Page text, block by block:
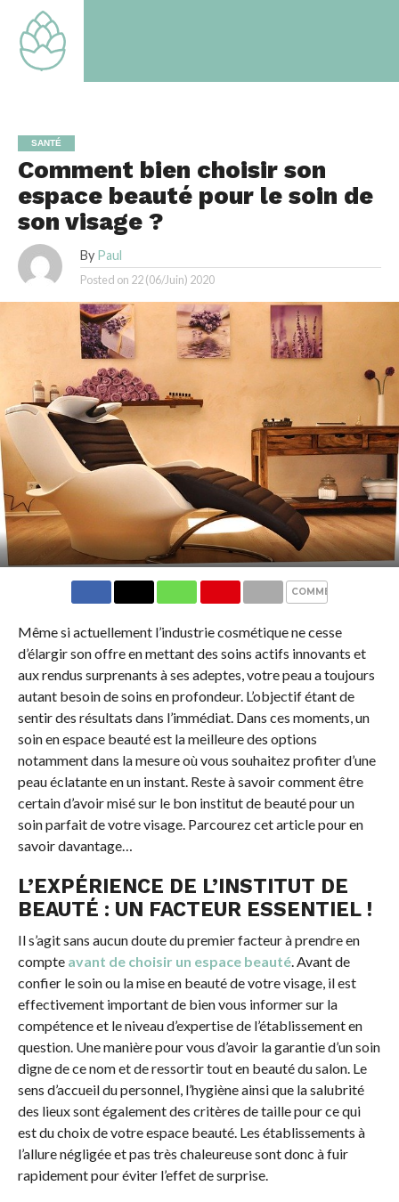
TOUT
SAVOIR
NOTRE
SANTÉ
Comment bien choisir son
espace beauté pour le soin de
son visage ?
By Paul
Posted on 22 (06/Juin) 2020
COMMENTS
Même si actuellement l’industrie cosmétique ne cesse
d’élargir son offre en mettant des soins actifs innovants et
aux rendus surprenants à ses adeptes, votre peau a toujours
autant besoin de soins en profondeur. L’objectif étant de
sentir des résultats dans l’immédiat. Dans ces moments, un
soin en espace beauté est la meilleure des options
notamment dans la mesure où vous souhaitez profiter d’une
peau éclatante en un instant. Reste à savoir comment être
certain d’avoir misé sur le bon institut de beauté pour un
soin parfait de votre visage. Parcourez cet article pour en
savoir davantage…
L’EXPÉRIENCE DE L’INSTITUT DE
BEAUTÉ : UN FACTEUR ESSENTIEL !
Il s’agit sans aucun doute du premier facteur à prendre en
compte avant de choisir un espace beauté. Avant de
confier le soin ou la mise en beauté de votre visage, il est
effectivement important de bien vous informer sur la
compétence et le niveau d’expertise de l’établissement en
question. Une manière pour vous d’avoir la garantie d’un soin
digne de ce nom et de ressortir tout en beauté du salon. Le
sens d’accueil du personnel, l’hygiène ainsi que la salubrité
des lieux sont également des critères de taille pour ce qui
est du choix de votre espace beauté. Les établissements à
l’allure négligée et pas très chaleureuse sont donc à fuir
rapidement pour éviter l’effet de surprise.
TOUT
SAVOIR
NOTRE